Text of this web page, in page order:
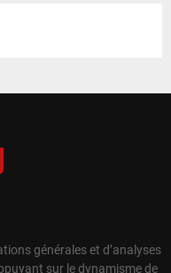
générales et d’analyses
sur le dynamisme de